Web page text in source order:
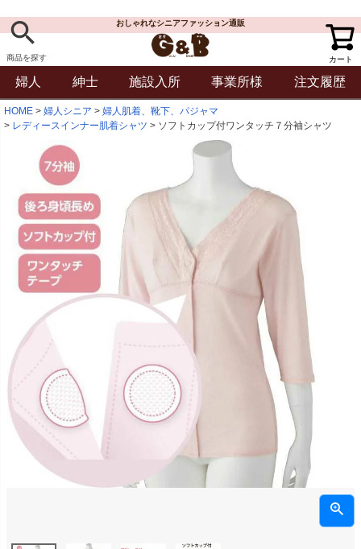
商品を探す
おしゃれなシニアファッション通販
カート
婦人 紳士 施設入所 事業所様 注文履歴
HOME 婦人シニア
婦人肌着、靴下、パジャマ
レディースインナー肌着シャツ
ソフトカップ付ワンタッチ７分袖シャツ